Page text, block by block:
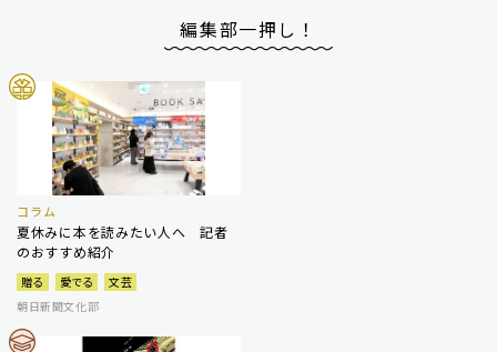
編集部一押し！
コラム
夏休みに本を読みたい人へ 記者
のおすすめ紹介
贈る 愛でる
文芸
朝日新聞文化部